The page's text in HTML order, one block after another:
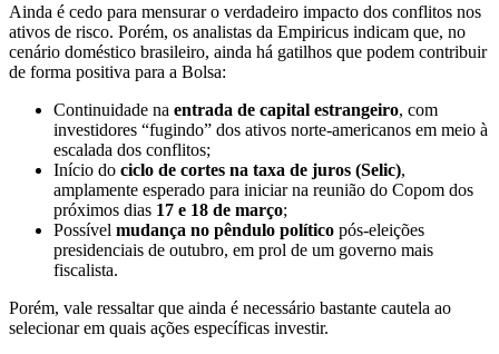
Ainda é cedo para mensurar o verdadeiro impacto dos conflitos nos
ativos de risco. Porém, os analistas da Empiricus indicam que, no
cenário doméstico brasileiro, ainda há gatilhos que podem contribuir
de forma positiva para a Bolsa:
Continuidade na entrada de capital estrangeiro, com
investidores “fugindo” dos ativos norte-americanos em meio à
escalada dos conflitos;
Início do ciclo de cortes na taxa de juros (Selic),
amplamente esperado para iniciar na reunião do Copom dos
próximos dias 17 e 18 de março;
Possível mudança no pêndulo político pós-eleições
presidenciais de outubro, em prol de um governo mais
fiscalista.
Porém, vale ressaltar que ainda é necessário bastante cautela ao
selecionar em quais ações específicas investir.